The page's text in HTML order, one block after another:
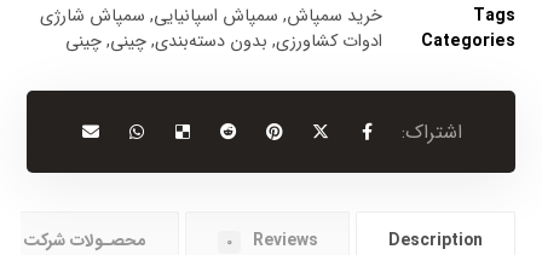
Tags خرید سمپاش, سمپاش اسپانیایی, سمپاش شارژی
Categories
ادوات کشاورزی, بدون دسته‌بندی,چینی,چینی
Description
Reviews
0 محصـولات شرکت